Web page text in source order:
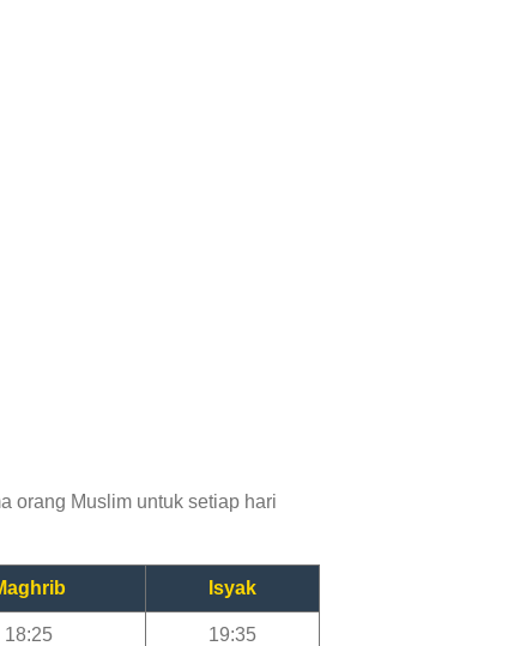
orang Muslim untuk setiap hari
Isyak
18:25 19:35